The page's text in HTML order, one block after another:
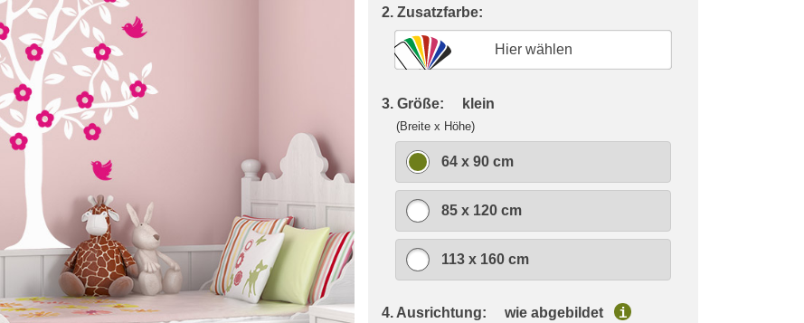
2. Zusatzfarbe:
Hier wählen
3. Größe: klein
(Breite x Höhe)
64 x 90 cm
85 x 120 cm
113 x 160 cm
4. Ausrichtung: wie abgebildet i